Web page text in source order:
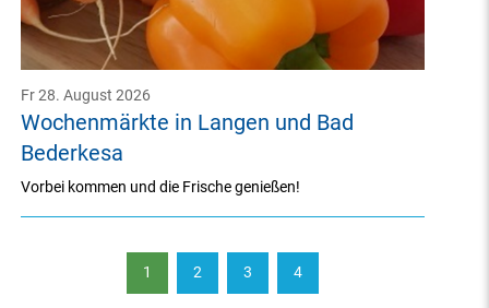
Wochenmärkte in Langen und Bad
Bederkesa
Fr 28. August 2026
Vorbei kommen und die Frische genießen!
1 2 3 4